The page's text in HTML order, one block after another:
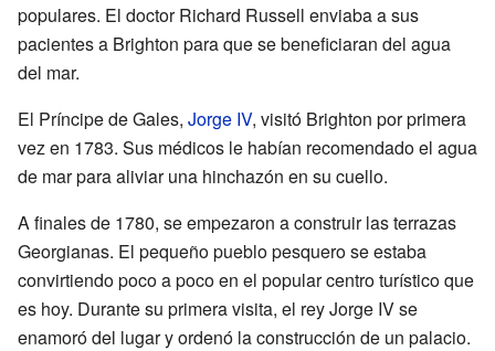
populares. El doctor Richard Russell enviaba a sus
pacientes a Brighton para que se beneficiaran del agua
del mar.
El Príncipe de Gales, Jorge IV, visitó Brighton por primera
vez en 1783. Sus médicos le habían recomendado el agua
de mar para aliviar una hinchazón en su cuello.
A finales de 1780, se empezaron a construir las terrazas
Georgianas. El pequeño pueblo pesquero se estaba
convirtiendo poco a poco en el popular centro turístico que
es hoy. Durante su primera visita, el rey Jorge IV se
enamoró del lugar y ordenó la construcción de un palacio.